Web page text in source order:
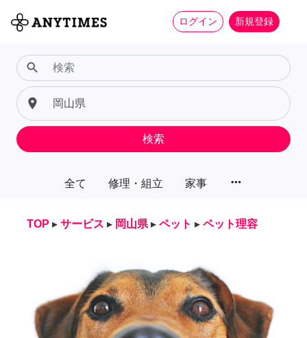
ログイン 新規登録
全て 修理・組立 家事 more_horiz
search
place
検索
TOP ▸ サービス ▸ 岡山県 ▸ ペット ▸ ペット理容